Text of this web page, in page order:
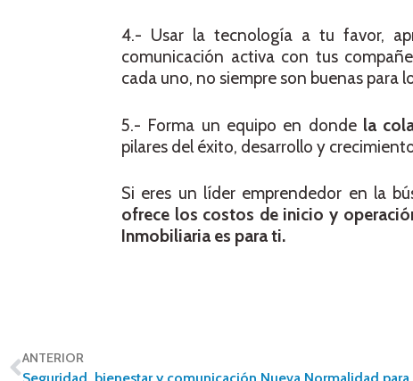
4.- Usar la tecnología a tu favor,
comunicación activa con tus
cada uno, no siempre son buenas para
5.- Forma un equipo en donde la
pilares del éxito, desarrollo y
Si eres un líder emprendedor en la
ofrece los costos de inicio y
Inmobiliaria es para ti.
ANTERIOR